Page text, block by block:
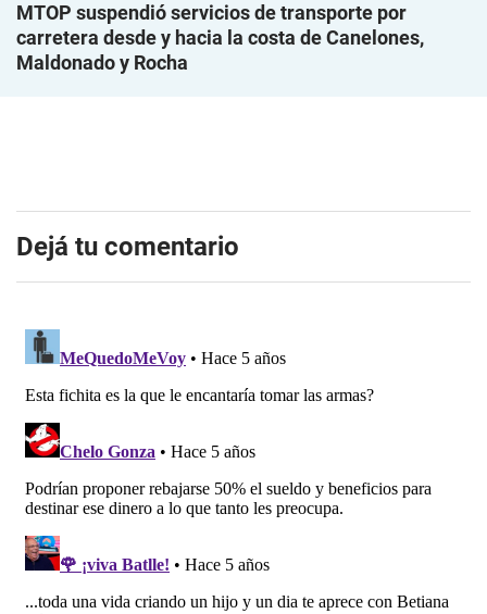
MTOP suspendió servicios de transporte por
carretera desde y hacia la costa de Canelones,
Maldonado y Rocha
Dejá tu comentario